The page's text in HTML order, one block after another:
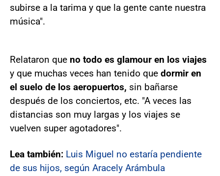
subirse a la tarima y que la gente cante nuestra
música".
Relataron que no todo es glamour en los viajes
y que muchas veces han tenido que dormir en
el suelo de los aeropuertos, sin bañarse
después de los conciertos, etc. "A veces las
distancias son muy largas y los viajes se
vuelven super agotadores".
Lea también: Luis Miguel no estaría pendiente
de sus hijos, según Aracely Arámbula